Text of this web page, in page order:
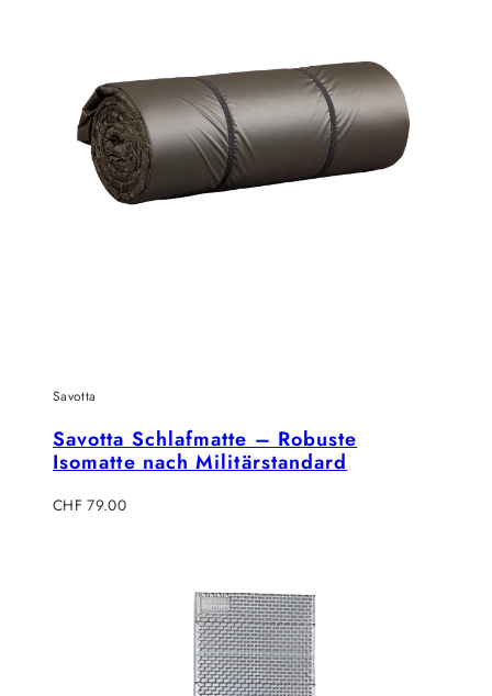
Savotta
Savotta Schlafmatte – Robuste
Isomatte nach Militärstandard
Regulärer
CHF 79.00